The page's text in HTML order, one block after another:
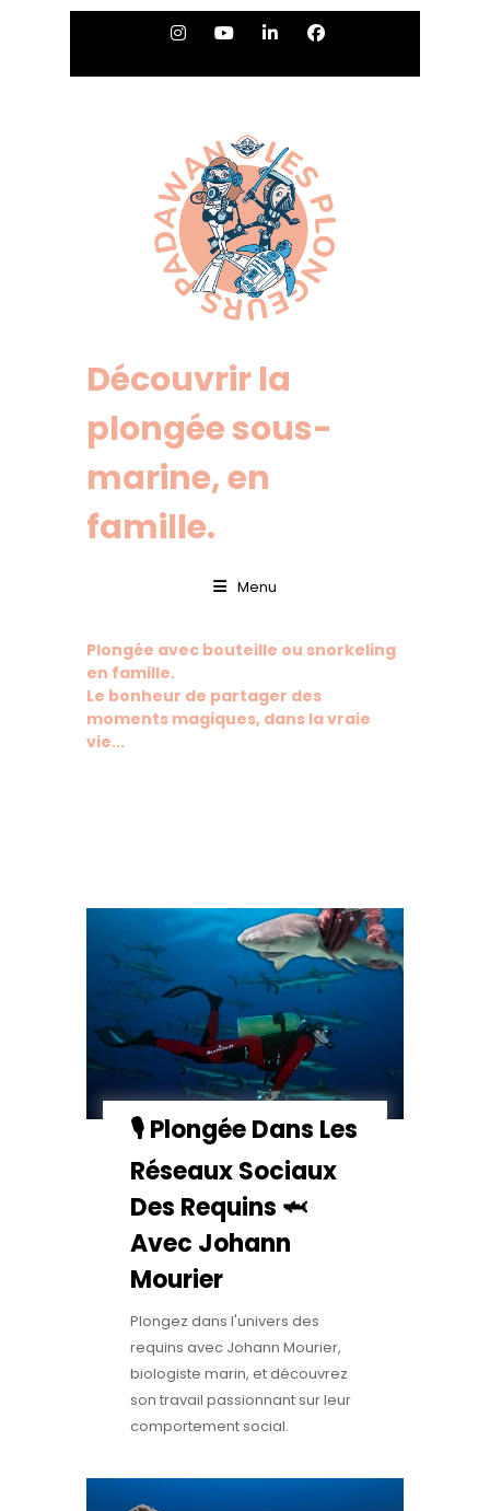
Découvrir la
plongée sous-
marine, en
famille.
Menu
Plongée avec bouteille ou snorkeling
en famille.
Le bonheur de partager des
moments magiques, dans la vraie
vie...
🎙️ Plongée Dans Les
Réseaux Sociaux
Des Requins 🦈
Avec Johann
Mourier
Plongez dans l'univers des
requins avec Johann Mourier,
biologiste marin, et découvrez
son travail passionnant sur leur
comportement social.